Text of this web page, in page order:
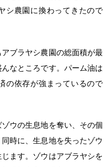
シ農園に換わってきたので
ブラヤシ農園の総面積が最
なところです。パーム油は
の依存が強まっているので
ウの生息地を奪い、その個
時に、生息地を失ったゾウ
ます。ゾウはアブラヤシを